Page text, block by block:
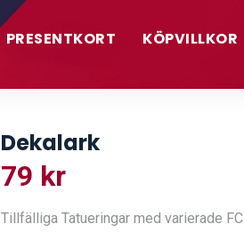
PRESENTKORT KÖPVILLKOR
Dekalark
79 kr
Tillfälliga Tatueringar med varierade